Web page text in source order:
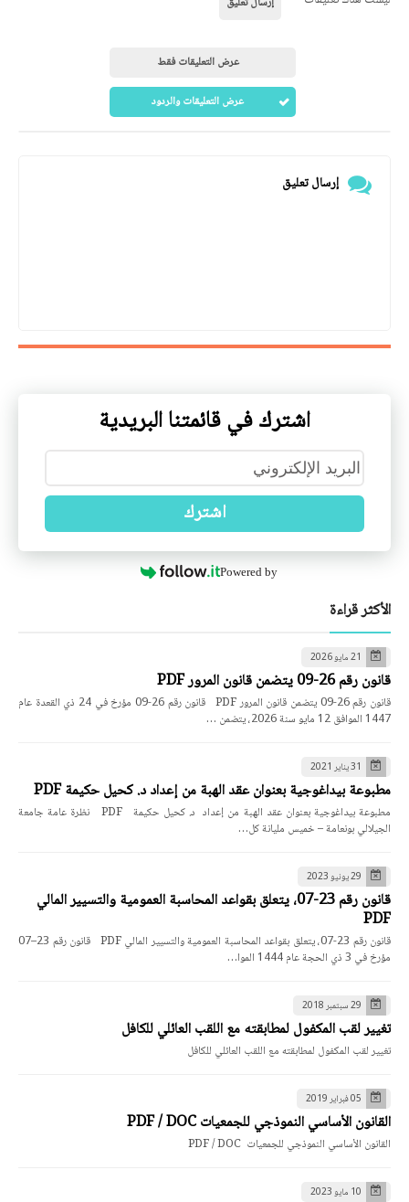
عرض التعليقات فقط
عرض التعليقات والردود
إرسال تعليق
اشترك في قائمتنا البريدية
اشترك
Powered by
الأكثر قراءة
21 مايو 2026
قانون رقم 26-09 يتضمن قانون المرور PDF
قانون رقم 26-09 يتضمن قانون المرور PDF قانون رقم 26-09 مؤرخ في 24 ذي القعدة عام
1447 الموافق 12 مايو سنة 2026، يتضمن …
31 يناير 2021
مطبوعة بيداغوجية بعنوان عقد الهبة من إعداد د. كحيل حكيمة PDF
مطبوعة بيداغوجية بعنوان عقد الهبة من إعداد د. كحيل حكيمة PDF نظرة عامة جامعة
الجيلالي بونعامة – خميس مليانة كل…
29 يونيو 2023
قانون رقم 23-07، يتعلق بقواعد المحاسبة العمومية والتسيير المالي
PDF
قانون رقم 23-07، يتعلق بقواعد المحاسبة العمومية والتسيير المالي PDF قانون رقم 23–07
مؤرخ في 3 ذي الحجة عام 1444 الموا…
29 سبتمبر 2018
تغيير لقب المكفول لمطابقته مع اللقب العائلي للكافل
تغيير لقب المكفول لمطابقته مع اللقب العائلي للكافل
05 فبراير 2019
القانون الأساسي النموذجي للجمعيات PDF / DOC
القانون الأساسي النموذجي للجمعيات PDF / DOC
10 مايو 2023